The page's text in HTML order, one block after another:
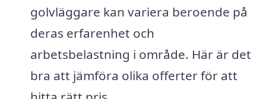
golvläggare kan variera beroende på
deras erfarenhet och
arbetsbelastning i område. Här är det
bra att jämföra olika offerter för att